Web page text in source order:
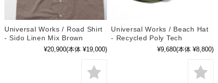
Universal Works / Road Shirt
- Sido Linen Mix Brown
¥20,900(本体 ¥19,000)
Universal Works / Beach Hat
- Recycled Poly Tech
¥9,680(本体 ¥8,800)